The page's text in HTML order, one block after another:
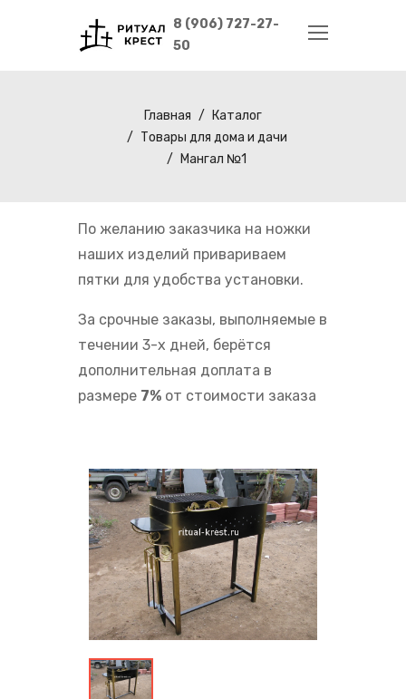
8 (906) 727-27-
50
Главная
Каталог
Товары для дома и дачи
Мангал №1
По желанию заказчика на ножки
наших изделий привариваем
пятки для удобства установки.
За срочные заказы, выполняемые в
течении 3-х дней, берётся
дополнительная доплата в
размере 7% от стоимости заказа